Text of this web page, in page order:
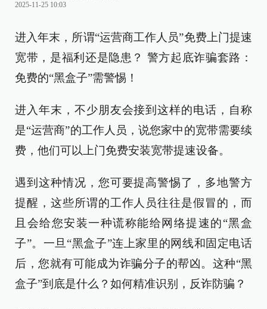
2025-11-25 10:03
进入年末，所谓“运营商工作人员”免费上门提速
宽带，是福利还是隐患？ 警方起底诈骗套路：
免费的“黑盒子”需警惕！
进入年末，不少朋友会接到这样的电话，自称
是“运营商”的工作人员，说您家中的宽带需要续
费，他们可以上门免费安装宽带提速设备。
遇到这种情况，您可要提高警惕了，多地警方
提醒，这些所谓的工作人员往往是假冒的，而
且会给您安装一种谎称能给网络提速的“黑盒
子”。一旦“黑盒子”连上家里的网线和固定电话
后，您就有可能成为诈骗分子的帮凶。这种“黑
盒子”到底是什么？如何精准识别，反诈防骗？